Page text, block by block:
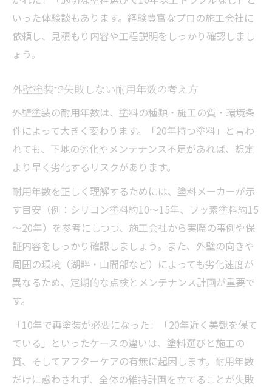
いった体験談もあります。経験豊富なプロの施工会社に
依頼し、見積もり内容や工程説明をしっかり確認しまし
ょう。
外壁塗装で失敗しない耐用年数の考え方
外壁塗装の耐用年数は、塗料の種類・施工の質・環境条
件によって大きく変わります。「20年持つ塗料」と言わ
れても、下地の劣化やメンテナンス不足があれば、想定
より早く劣化するリスクがあります。
耐用年数を正しく理解するためには、塗料メーカーが示
す目安（例：シリコン塗料約10～15年、フッ素塗料約15
～20年）を参考にしつつ、施工会社から実際の事例や保
証内容をしっかり確認しましょう。また、外壁の向きや
周囲の環境（湖畔・山間部など）によっても劣化速度が
異なるため、定期的な点検とメンテナンス計画が重要で
す。
「10年で再塗装が必要になった」「20年近く美観を保て
ている」といったケースの違いは、塗料選びと施工の
質、そしてアフターケアの有無に起因します。耐用年数
だけに惑わされず、全体の維持計画を立てることが失敗